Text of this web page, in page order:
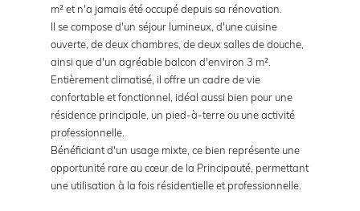
m² et n'a jamais été occupé depuis sa rénovation.
Il se compose d'un séjour lumineux, d'une cuisine
ouverte, de deux chambres, de deux salles de douche,
ainsi que d'un agréable balcon d'environ 3 m².
Entièrement climatisé, il offre un cadre de vie
confortable et fonctionnel, idéal aussi bien pour une
résidence principale, un pied-à-terre ou une activité
professionnelle.
Bénéficiant d'un usage mixte, ce bien représente une
opportunité rare au cœur de la Principauté, permettant
une utilisation à la fois résidentielle et professionnelle.